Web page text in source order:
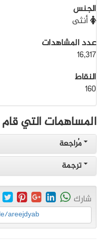
الجنس
أنثى
عدد المشاهدات
16,317
النقاط
160
المساهمات التي
مُراجعة
ترجمة
شارك
areejdyab